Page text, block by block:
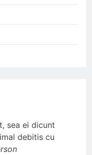
sea ei dicunt
debitis cu